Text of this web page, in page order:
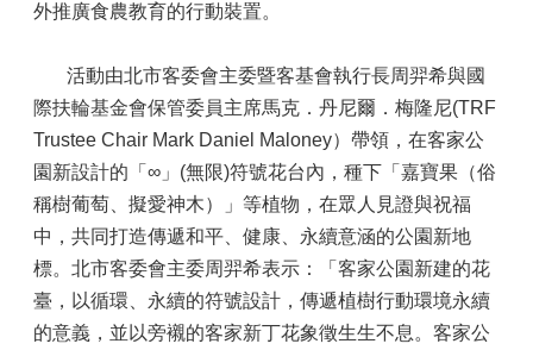
外推廣食農教育的行動裝置。
活動由北市客委會主委暨客基會執行長周羿希與國
際扶輪基金會保管委員主席馬克．丹尼爾．梅隆尼(TRF
Trustee Chair Mark Daniel Maloney）帶領，在客家公
園新設計的「∞」(無限)符號花台內，種下「嘉寶果（俗
稱樹葡萄、擬愛神木）」等植物，在眾人見證與祝福
中，共同打造傳遞和平、健康、永續意涵的公園新地
標。北市客委會主委周羿希表示：「客家公園新建的花
臺，以循環、永續的符號設計，傳遞植樹行動環境永續
的意義，並以旁襯的客家新丁花象徵生生不息。客家公